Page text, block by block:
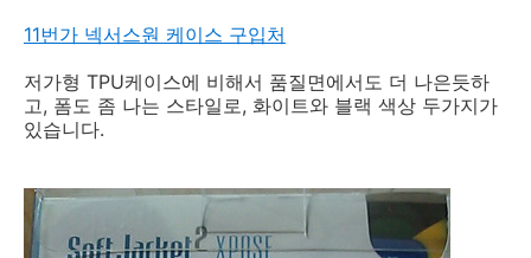
11번가 넥서스원 케이스 구입처
저가형 TPU케이스에 비해서 품질면에서도 더 나은듯하
고, 폼도 좀 나는 스타일로, 화이트와 블랙 색상 두가지가
있습니다.